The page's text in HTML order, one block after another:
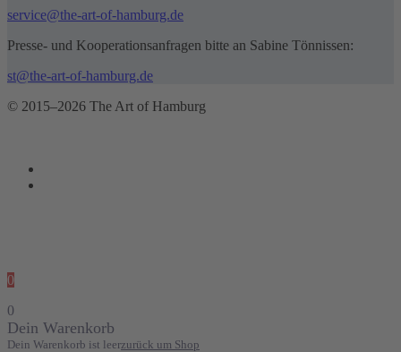
service@the-art-of-hamburg.de
Presse- und Kooperationsanfragen bitte an Sabine Tönnissen:
st@the-art-of-hamburg.de
© 2015–2026 The Art of Hamburg
0
0
Dein Warenkorb
Dein Warenkorb ist leerzurück um Shop